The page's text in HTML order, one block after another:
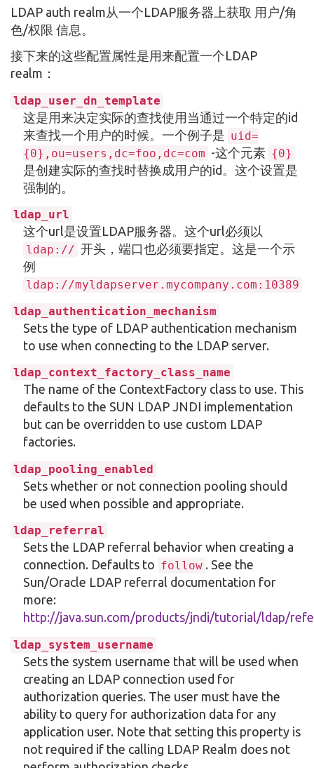
LDAP auth realm从一个LDAP服务器上获取 用户/角
色/权限 信息。
接下来的这些配置属性是用来配置一个LDAP
realm：
ldap_user_dn_template
这是用来决定实际的查找使用当通过一个特定的id
来查找一个用户的时候。一个例子是 uid=
{0},ou=users,dc=foo,dc=com -这个元素 {0}
是创建实际的查找时替换成用户的id。这个设置是
强制的。
ldap_url
这个url是设置LDAP服务器。这个url必须以
ldap:// 开头，端口也必须要指定。这是一个示
例
ldap://myldapserver.mycompany.com:10389
ldap_authentication_mechanism
Sets the type of LDAP authentication mechanism
to use when connecting to the LDAP server.
ldap_context_factory_class_name
The name of the ContextFactory class to use. This
defaults to the SUN LDAP JNDI implementation
but can be overridden to use custom LDAP
factories.
ldap_pooling_enabled
Sets whether or not connection pooling should
be used when possible and appropriate.
ldap_referral
Sets the LDAP referral behavior when creating a
connection. Defaults to follow . See the
Sun/Oracle LDAP referral documentation for
more:
http://java.sun.com/products/jndi/tutorial/ldap/
ldap_system_username
Sets the system username that will be used when
creating an LDAP connection used for
authorization queries. The user must have the
ability to query for authorization data for any
application user. Note that setting this property is
not required if the calling LDAP Realm does not